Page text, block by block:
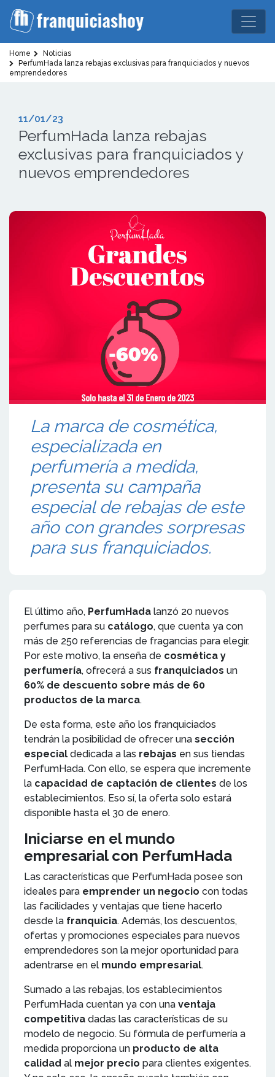
Home
Noticias
PerfumHada lanza rebajas exclusivas para franquiciados y nuevos
emprendedores
11/01/23
PerfumHada lanza rebajas
exclusivas para franquiciados y
nuevos emprendedores
La marca de cosmética,
especializada en
perfumería a medida,
presenta su campaña
especial de rebajas de este
año con grandes sorpresas
para sus franquiciados.
El último año, PerfumHada lanzó 20 nuevos
perfumes para su catálogo, que cuenta ya con
más de 250 referencias de fragancias para elegir.
Por este motivo, la enseña de cosmética y
perfumería, ofrecerá a sus franquiciados un
60% de descuento sobre más de 60
productos de la marca.
De esta forma, este año los franquiciados
tendrán la posibilidad de ofrecer una sección
especial dedicada a las rebajas en sus tiendas
PerfumHada. Con ello, se espera que incremente
la capacidad de captación de clientes de los
establecimientos. Eso sí, la oferta solo estará
disponible hasta el 30 de enero.
Iniciarse en el mundo
empresarial con PerfumHada
Las características que PerfumHada posee son
ideales para emprender un negocio con todas
las facilidades y ventajas que tiene hacerlo
desde la franquicia. Además, los descuentos,
ofertas y promociones especiales para nuevos
emprendedores son la mejor oportunidad para
adentrarse en el mundo empresarial.
Sumado a las rebajas, los establecimientos
PerfumHada cuentan ya con una ventaja
competitiva dadas las características de su
modelo de negocio. Su fórmula de perfumería a
medida proporciona un producto de alta
calidad al mejor precio para clientes exigentes.